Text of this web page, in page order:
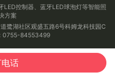
控制器、蓝牙LED球泡灯等智能照
方案
鹭湖社区观盛五路6号科姆龙科技园C
0755-84553499
话